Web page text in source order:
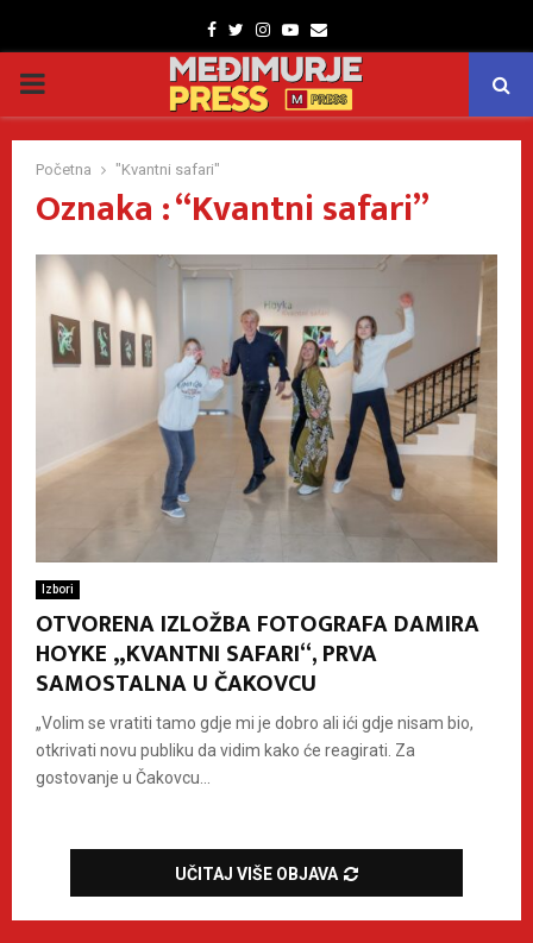
Facebook
TwitterInstagram
Youtube
Email
PRIMARY
MENU
Početna "Kvantni safari"
Oznaka : “Kvantni safari”
Izbori
OTVORENA IZLOŽBA FOTOGRAFA DAMIRA
HOYKE „KVANTNI SAFARI“, PRVA
SAMOSTALNA U ČAKOVCU
„Volim se vratiti tamo gdje mi je dobro ali ići gdje nisam bio,
otkrivati novu publiku da vidim kako će reagirati. Za
gostovanje u Čakovcu...
UČITAJ VIŠE OBJAVA